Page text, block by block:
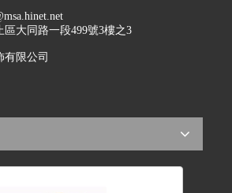
區大同路一段499號3樓之3
限公司